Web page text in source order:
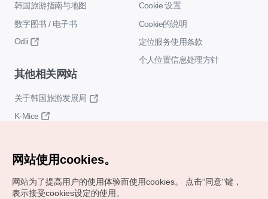
韩国旅游指南与地图
数字图书 / 电子书
Odii
Cookie 设置
Cookie的说明
定位服务使用条款
个人位置信息处理方针
其他相关网站
关于韩国旅游发展局
K-Mice
网站使用cookies。
网站为了提高用户的使用体验而使用cookies。
点击“同意"键，
表示接受cookies设定的使用。